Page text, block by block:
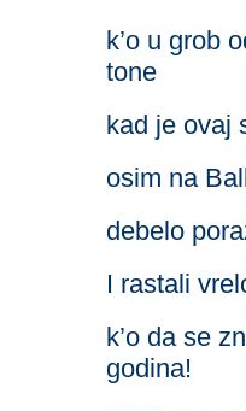
k’o u grob
tone
kad je ovaj
osim na
debelo
I rastali
k’o da se
godina!